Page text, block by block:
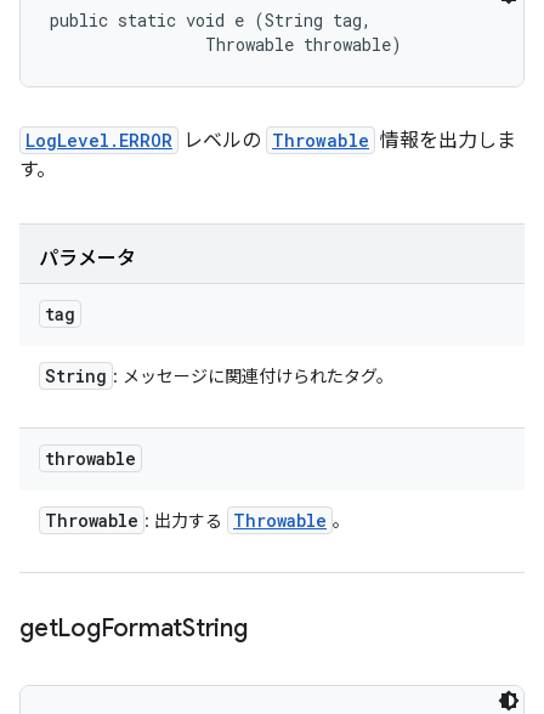
public static void e (String tag,
                Throwable throwable)
LogLevel.ERROR レベルの Throwable 情報を出力しま
す。
パラメータ
tag
String : メッセージに関連付けられたタグ。
throwable
Throwable : 出力する Throwable 。
getLogFormatString